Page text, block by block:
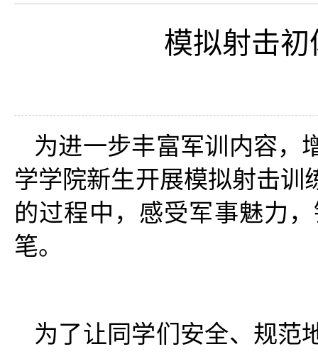
模拟射击
为进一步丰富军训内容，
学学院新生开展模拟射击训
的过程中，感受军事魅力
笔。
为了让同学们安全、规范